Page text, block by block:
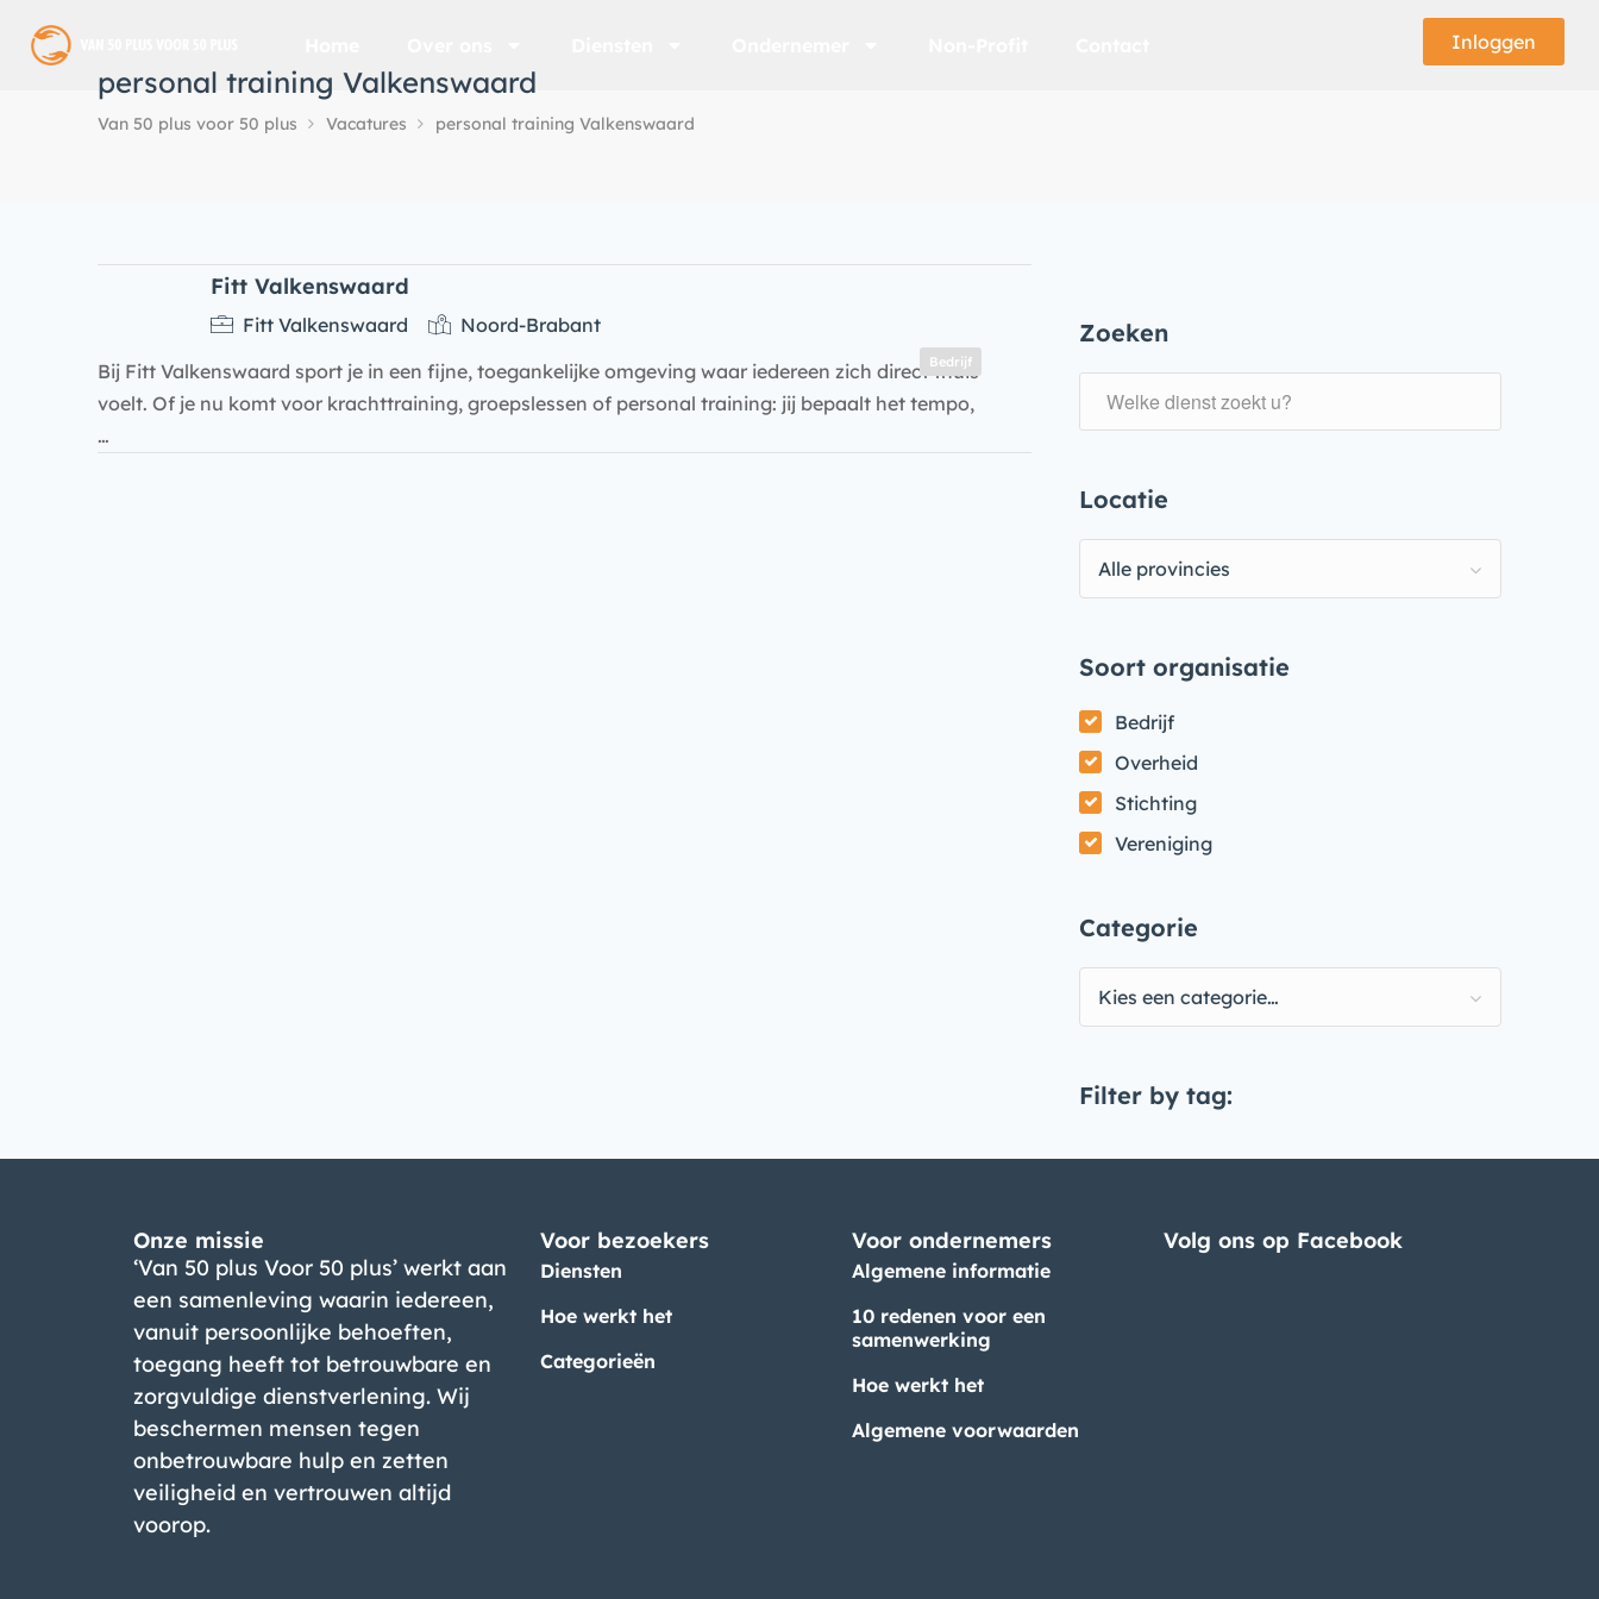
Inloggen
personal training Valkenswaard
Van 50 plus voor 50 plus Vacatures personal training Valkenswaard
Zoeken
Locatie
Alle provincies
Soort organisatie
Bedrijf
Overheid
Stichting
Vereniging
Categorie
Kies een categorie…
Filter by tag:
Fitt Valkenswaard
Bedrijf
Fitt Valkenswaard
Noord-Brabant
Bij Fitt Valkenswaard sport je in een fijne, toegankelijke omgeving waar iedereen zich direct thuis
voelt. Of je nu komt voor krachttraining, groepslessen of personal training: jij bepaalt het tempo,
…
Onze missie
‘Van 50 plus Voor 50 plus’ werkt aan
een samenleving waarin iedereen,
vanuit persoonlijke behoeften,
toegang heeft tot betrouwbare en
zorgvuldige dienstverlening. Wij
beschermen mensen tegen
onbetrouwbare hulp en zetten
veiligheid en vertrouwen altijd
voorop.
Voor bezoekers
Diensten
Hoe werkt het
Categorieën
Voor ondernemers
Algemene informatie
10 redenen voor een
samenwerking
Hoe werkt het
Algemene voorwaarden
Volg ons op Facebook